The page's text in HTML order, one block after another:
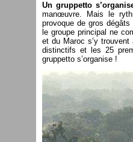
Un gruppetto
manœuvre. Mais le
provoque de gros
le groupe principal ne
et du Maroc s’y
distinctifs et les 25
gruppetto s’organise !